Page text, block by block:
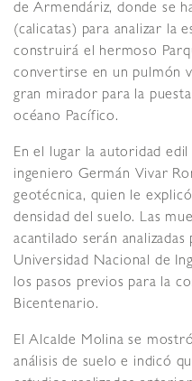
de Armendáriz, donde se
(calicatas) para analizar la
construirá el hermoso
convertirse en un pulmón
gran mirador para la
océano Pacífico.
En el lugar la autoridad
ingeniero Germán Vivar
geotécnica, quien le
densidad del suelo. Las
acantilado serán
Universidad Nacional de
los pasos previos para la
Bicentenario.
El Alcalde Molina se
análisis de suelo e indicó